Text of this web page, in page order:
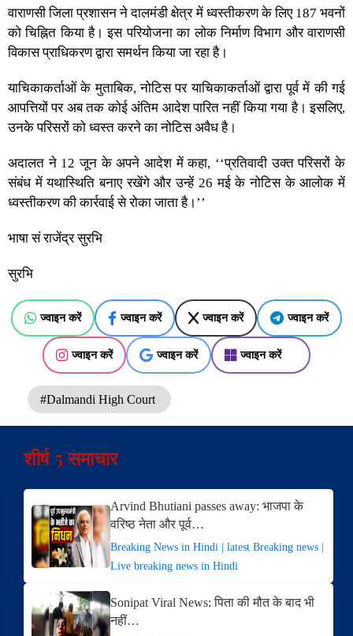
वाराणसी जिला प्रशासन ने दालमंडी क्षेत्र में ध्वस्तीकरण के लिए 187 भवनों
को चिह्नित किया है। इस परियोजना का लोक निर्माण विभाग और वाराणसी
विकास प्राधिकरण द्वारा समर्थन किया जा रहा है।
याचिकाकर्ताओं के मुताबिक, नोटिस पर याचिकाकर्ताओं द्वारा पूर्व में की गई
आपत्तियों पर अब तक कोई अंतिम आदेश पारित नहीं किया गया है। इसलिए,
उनके परिसरों को ध्वस्त करने का नोटिस अवैध है।
अदालत ने 12 जून के अपने आदेश में कहा, ‘‘प्रतिवादी उक्त परिसरों के
संबंध में यथास्थिति बनाए रखेंगे और उन्हें 26 मई के नोटिस के आलोक में
ध्वस्तीकरण की कार्रवाई से रोका जाता है।’’
भाषा सं राजेंद्र सुरभि
सुरभि
ज्वाइन करें ज्वाइन करें ज्वाइन करें ज्वाइन करें
ज्वाइन करें ज्वाइन करें ज्वाइन करें
#Dalmandi High Court
शीर्ष 5 समाचार
Arvind Bhutiani passes away: भाजपा के
वरिष्ठ नेता और पूर्व…
Breaking News in Hindi | latest Breaking news |
Live breaking news in Hindi
Sonipat Viral News: पिता की मौत के बाद भी
नहीं…